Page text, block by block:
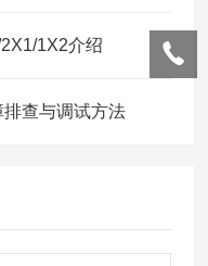
1X2介绍
查与调试方法